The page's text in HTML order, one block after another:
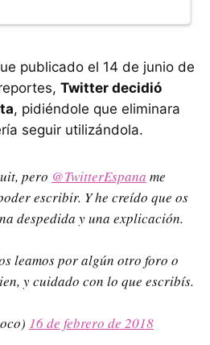
publicado el 14 de junio de
Twitter decidió
, pidiéndole que eliminara
seguir utilizándola.
pero @TwitterEspana me
escribir. Y he creído que os
despedida y una explicación.
leamos por algún otro foro o
y cuidado con lo que escribís.
16 de febrero de 2018